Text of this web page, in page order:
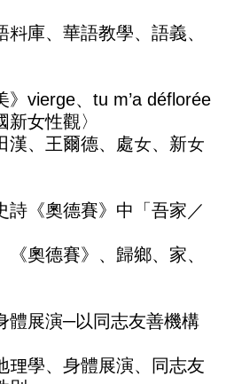
庫、華語教學、語義、
》vierge、tu m’a déflorée
女性觀〉
漢、王爾德、處女、新女
詩《奧德賽》中「吾家／
奧德賽》、歸鄉、家、
體展演─以同志友善機構
理學、身體展演、同志友